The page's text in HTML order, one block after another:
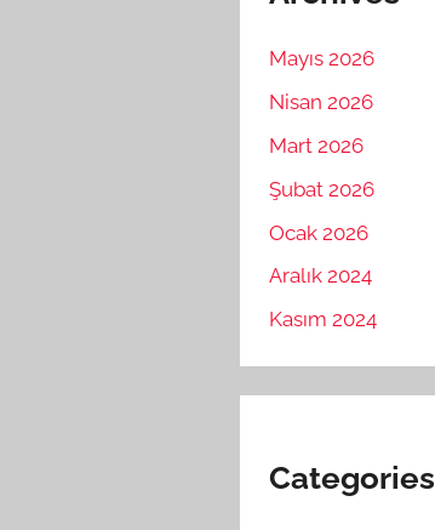
Mayıs 2026
Nisan 2026
Mart 2026
Şubat 2026
Ocak 2026
Aralık 2024
Kasım 2024
Categories